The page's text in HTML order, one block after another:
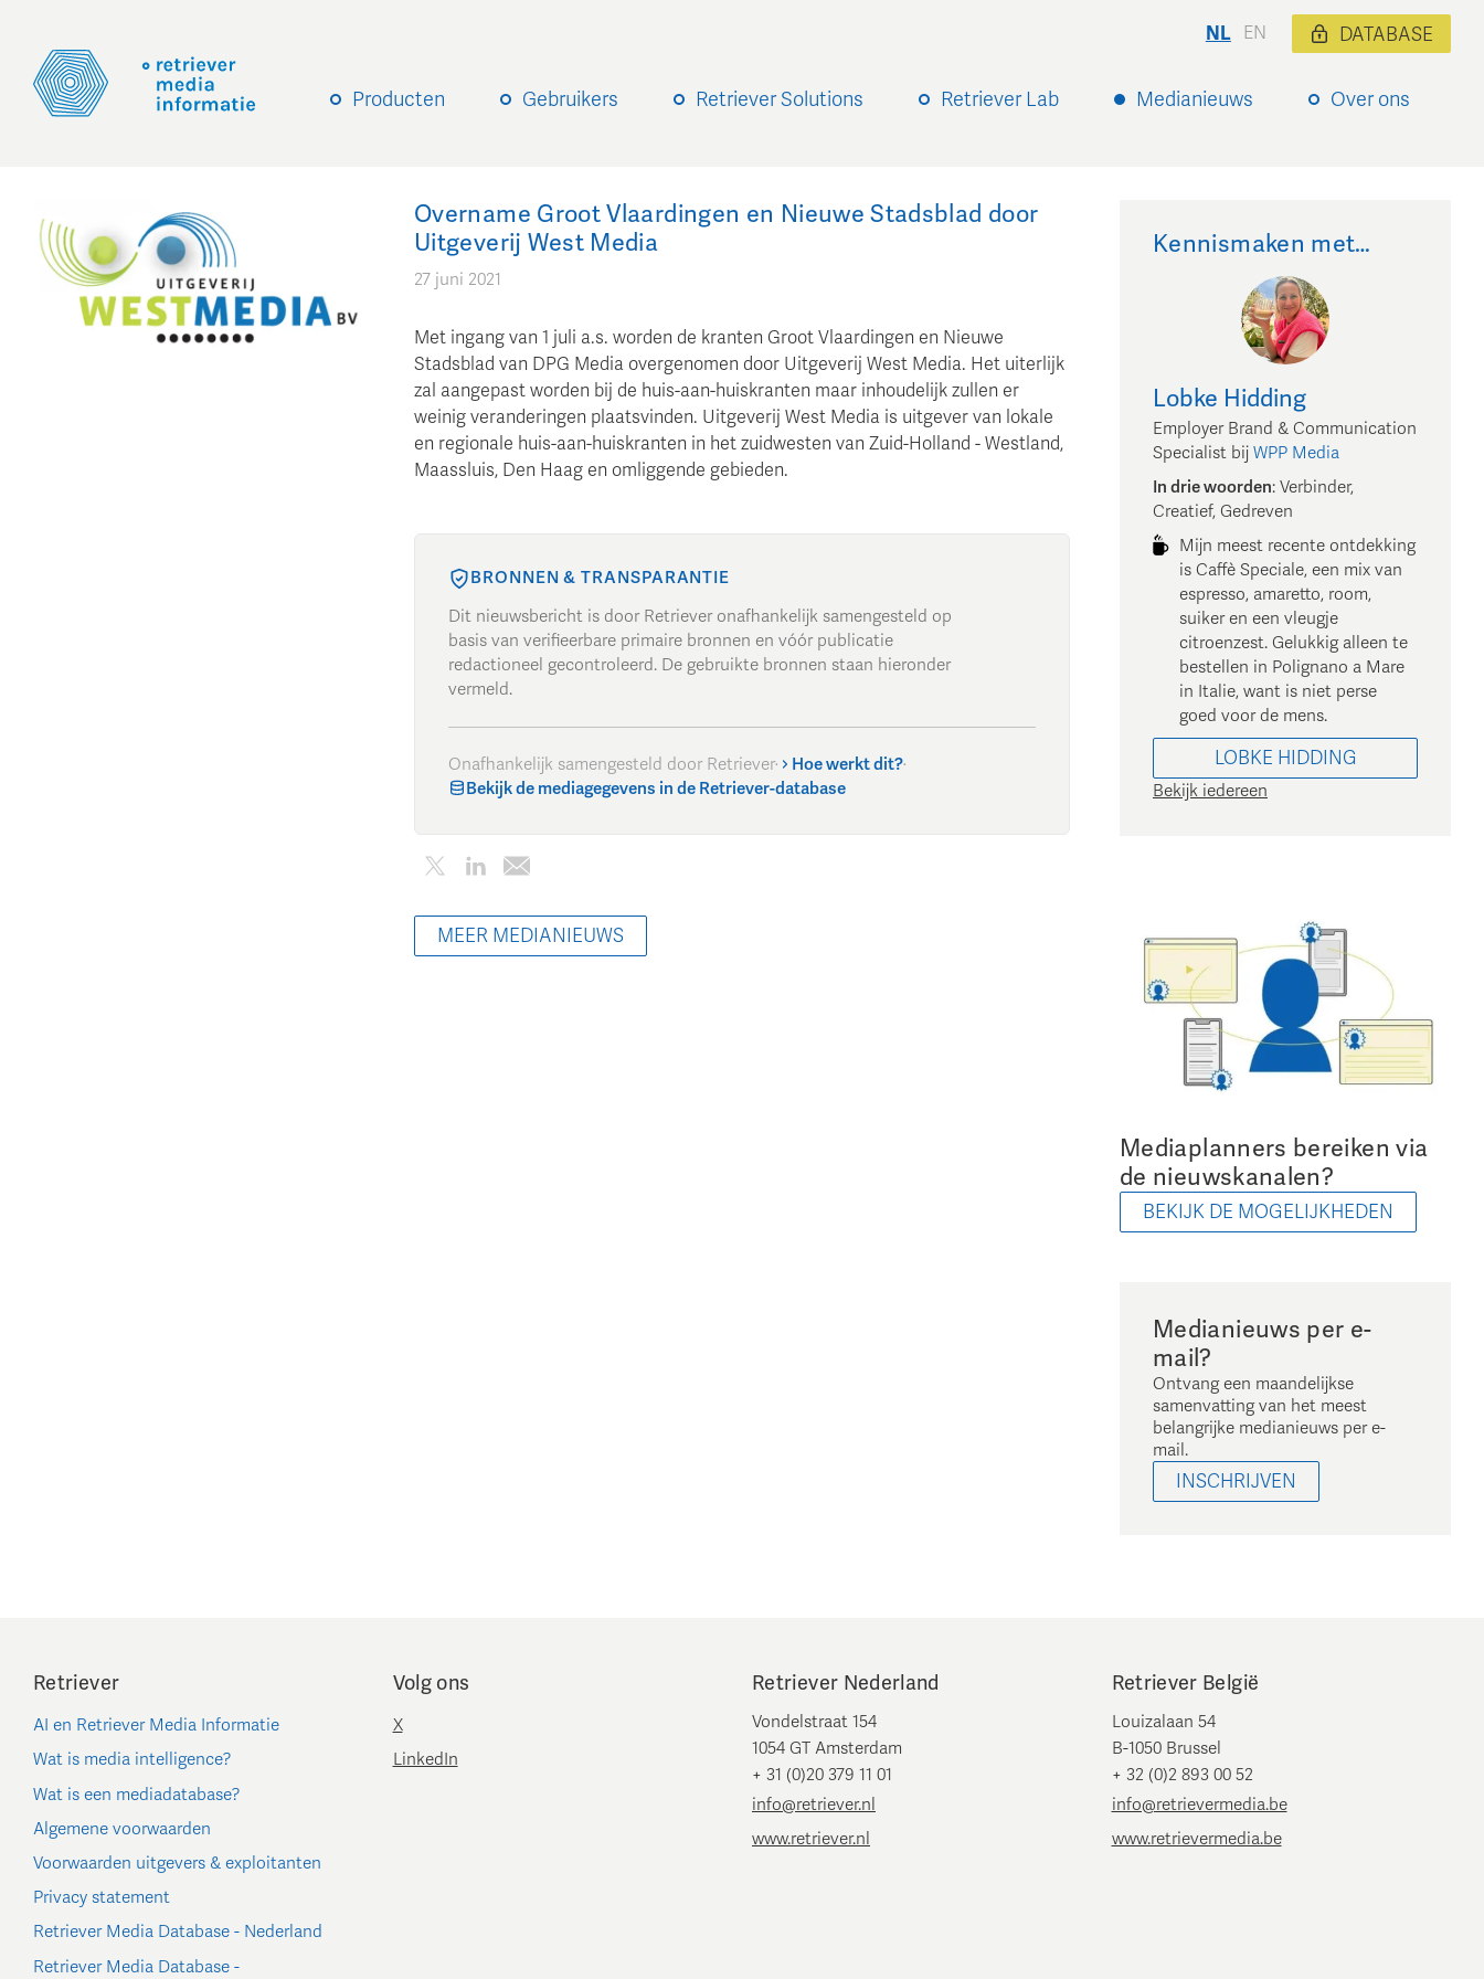
Producten Gebruikers Retriever Solutions Retriever Lab Medianieuws Over ons
NL EN DATABASE
Overname Groot Vlaardingen en Nieuwe Stadsblad door
Uitgeverij West Media
27 juni 2021
Met ingang van 1 juli a.s. worden de kranten Groot Vlaardingen en Nieuwe
Stadsblad van DPG Media overgenomen door Uitgeverij West Media. Het uiterlijk
zal aangepast worden bij de huis-aan-huiskranten maar inhoudelijk zullen er
weinig veranderingen plaatsvinden. Uitgeverij West Media is uitgever van lokale
en regionale huis-aan-huiskranten in het zuidwesten van Zuid-Holland - Westland,
Maassluis, Den Haag en omliggende gebieden.
BRONNEN & TRANSPARANTIE
Dit nieuwsbericht is door Retriever onafhankelijk samengesteld op
basis van verifieerbare primaire bronnen en vóór publicatie
redactioneel gecontroleerd. De gebruikte bronnen staan hieronder
vermeld.
Onafhankelijk samengesteld door Retriever· Hoe werkt dit?·
Bekijk de mediagegevens in de Retriever-database
MEER MEDIANIEUWS
Kennismaken met…
Lobke Hidding
Employer Brand & Communication
Specialist bij WPP Media
In drie woorden: Verbinder,
Creatief, Gedreven
Mijn meest recente ontdekking
is Caffè Speciale, een mix van
espresso, amaretto, room,
suiker en een vleugje
citroenzest. Gelukkig alleen te
bestellen in Polignano a Mare
in Italie, want is niet perse
goed voor de mens.
LOBKE HIDDING
Bekijk iedereen
Mediaplanners bereiken via
de nieuwskanalen?
BEKIJK DE MOGELIJKHEDEN
Medianieuws per e-
mail?
Ontvang een maandelijkse
samenvatting van het meest
belangrijke medianieuws per e-
mail.
INSCHRIJVEN
Retriever
AI en Retriever Media Informatie
Wat is media intelligence?
Wat is een mediadatabase?
Algemene voorwaarden
Voorwaarden uitgevers & exploitanten
Privacy statement
Retriever Media Database - Nederland
Retriever Media Database -
Volg ons
X
LinkedIn
Retriever Nederland
Vondelstraat 154
1054 GT Amsterdam
+ 31 (0)20 379 11 01
info@retriever.nl
www.retriever.nl
Retriever België
Louizalaan 54
B-1050 Brussel
+ 32 (0)2 893 00 52
info@retrievermedia.be
www.retrievermedia.be